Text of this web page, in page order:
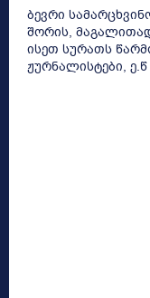
ბევრი
შორის,
ისეთ სურათს
ჟურნალისტები, ე.წ